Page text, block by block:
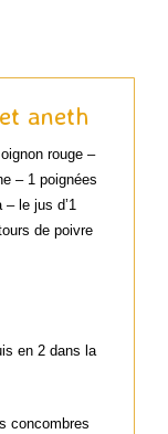
aneth
rouge –
– 1 poignées
le jus d’1
de poivre
en 2 dans la
concombres